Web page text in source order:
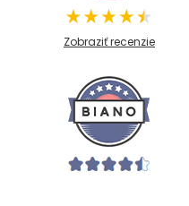
Zobraziť recenzie